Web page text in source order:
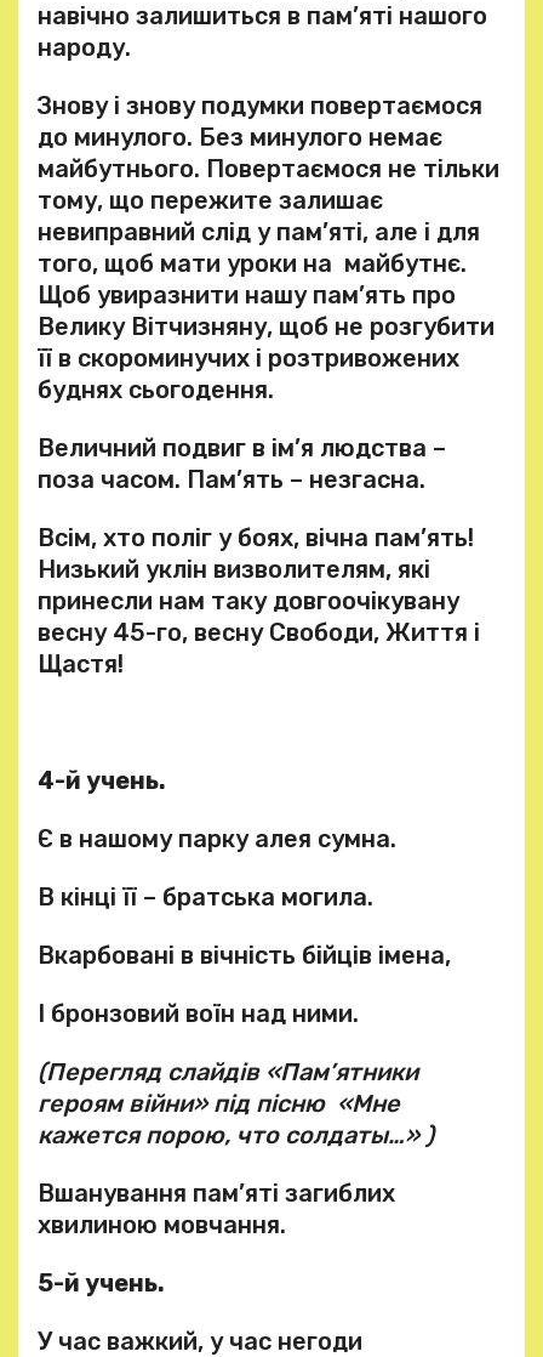
навічно залишиться в пам’яті нашого
народу.
Знову і знову подумки повертаємося
до минулого. Без минулого немає
майбутнього. Повертаємося не тільки
тому, що пережите залишає
невиправний слід у пам’яті, але і для
того, щоб мати уроки на майбутнє.
Щоб увиразнити нашу пам’ять про
Велику Вітчизняну, щоб не розгубити
її в скороминучих і розтривожених
буднях сьогодення.
Величний подвиг в ім’я людства –
поза часом. Пам’ять – незгасна.
Всім, хто поліг у боях, вічна пам’ять!
Низький уклін визволителям, які
принесли нам таку довгоочікувану
весну 45-го, весну Свободи, Життя і
Щастя!
4-й учень.
Є в нашому парку алея сумна.
В кінці її – братська могила.
Вкарбовані в вічність бійців імена,
І бронзовий воїн над ними.
(Перегляд слайдів «Пам’ятники
героям війни» під пісню «Мне
кажется порою, что солдаты…» )
Вшанування пам’яті загиблих
хвилиною мовчання.
5-й учень.
У час важкий, у час негоди